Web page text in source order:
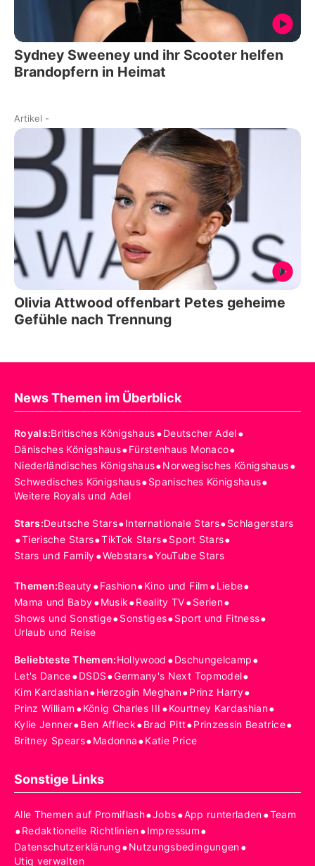
Sydney Sweeney und ihr Scooter helfen
Brandopfern in Heimat
Artikel -
Olivia Attwood offenbart Petes geheime
Gefühle nach Trennung
News Themen im Überblick
Royals:Britisches Königshaus•Deutscher Adel•
Dänisches Königshaus•Fürstenhaus Monaco•
Niederländisches Königshaus•Norwegisches Königshaus•
Schwedisches Königshaus•Spanisches Königshaus•
Weitere Royals und Adel
Stars:Deutsche Stars•Internationale Stars•Schlagerstars
•Tierische Stars•TikTok Stars•Sport Stars•
Stars und Family•Webstars•YouTube Stars
Themen:Beauty•Fashion•Kino und Film •Liebe•
Mama und Baby•Musik•Reality TV•Serien•
Shows und Sonstige•Sonstiges•Sport und Fitness•
Urlaub und Reise
Beliebteste Themen:Hollywood •Dschungelcamp•
Let's Dance•DSDS•Germany's Next Topmodel•
Kim Kardashian•Herzogin Meghan•Prinz Harry•
Prinz William •König Charles III •Kourtney Kardashian•
Kylie Jenner•Ben Affleck•Brad Pitt•Prinzessin Beatrice•
Britney Spears•Madonna•Katie Price
Sonstige Links
Alle Themen auf Promiflash•Jobs•App runterladen•Team
•Redaktionelle Richtlinien•Impressum•
Datenschutzerklärung•Nutzungsbedingungen•
Utiq verwalten